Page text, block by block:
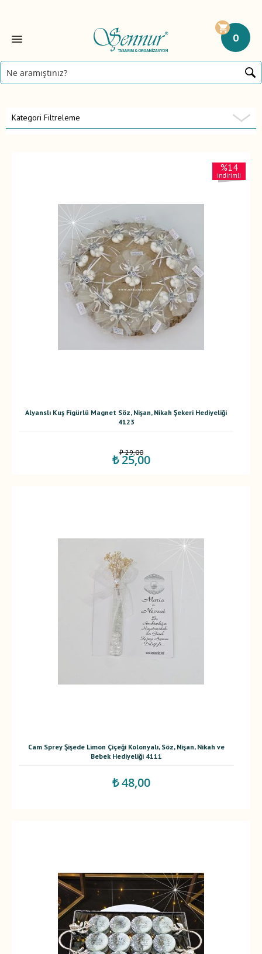
0
Kategori Filtreleme
%14
indirimli
Alyanslı Kuş Figürlü Magnet Söz, Nişan, Nikah Şekeri Hediyeliği
4123
₺ 29,00
₺ 25,00
Cam Sprey Şişede Limon Çiçeği Kolonyalı, Söz, Nişan, Nikah ve
Bebek Hediyeliği 4111
₺ 48,00